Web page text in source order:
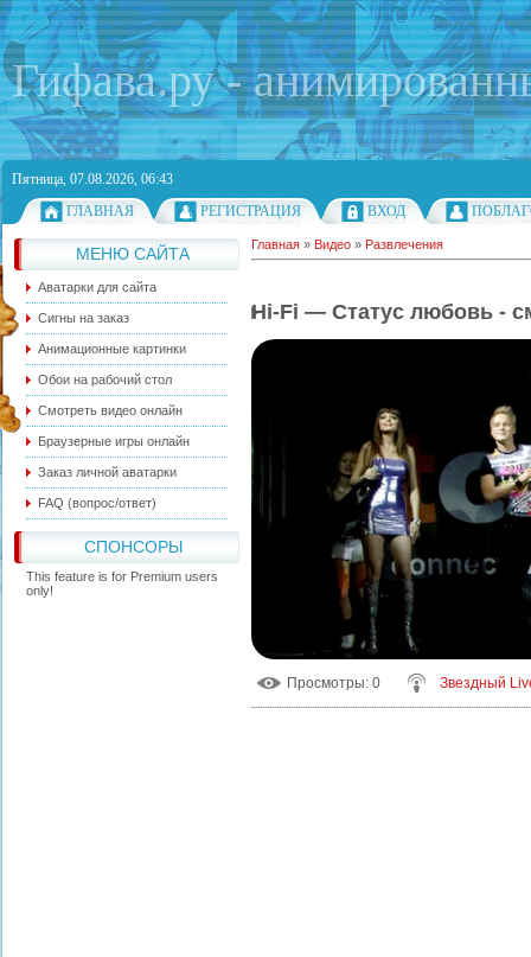
Гифава.ру -
Пятница, 07.08.2026, 06:43
ГЛАВНАЯ
РЕГИСТРАЦИЯ ВХОД
МЕНЮ САЙТА
Аватарки для сайта
Сигны на заказ
Анимационные картинки
Обои на рабочий стол
Смотреть видео онлайн
Браузерные игры онлайн
Заказ личной аватарки
FAQ (вопрос/ответ)
СПОНСОРЫ
This feature is for Premium users
only!
Главная » Видео » Развлечения
Hi-Fi — Статус любовь -
Просмотры: 0 Звездный